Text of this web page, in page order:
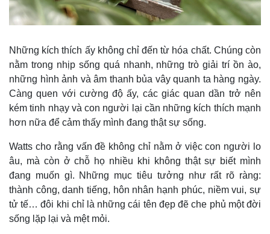
Những kích thích ấy không chỉ đến từ hóa chất. Chúng còn
nằm trong nhịp sống quá nhanh, những trò giải trí ồn ào,
những hình ảnh và âm thanh bủa vây quanh ta hàng ngày.
Càng quen với cường độ ấy, các giác quan dần trở nên
kém tinh nhạy và con người lại cần những kích thích mạnh
hơn nữa để cảm thấy mình đang thật sự sống.
Watts cho rằng vấn đề không chỉ nằm ở việc con người lo
âu, mà còn ở chỗ họ nhiều khi không thật sự biết mình
đang muốn gì. Những mục tiêu tưởng như rất rõ ràng:
thành công, danh tiếng, hôn nhân hạnh phúc, niềm vui, sự
tử tế… đôi khi chỉ là những cái tên đẹp đẽ che phủ một đời
sống lặp lại và mệt mỏi.